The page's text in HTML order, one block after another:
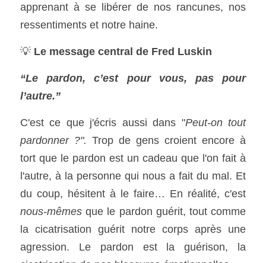
apprenant à se libérer de nos rancunes, nos
ressentiments et notre haine.
💡 Le message central de Fred Luskin
“Le pardon, c’est pour vous, pas pour
l’autre.”
C'est ce que j'écris aussi dans "Peut-on tout
pardonner ?". Trop de gens croient encore à
tort que le pardon est un cadeau que l'on fait à
l'autre, à la personne qui nous a fait du mal. Et
nous-mêmes que le pardon guérit, tout comme
la cicatrisation guérit notre corps après une
agression. Le pardon est la guérison, la